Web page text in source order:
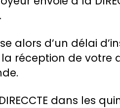
alors d’un délai
réception de votre
dans les